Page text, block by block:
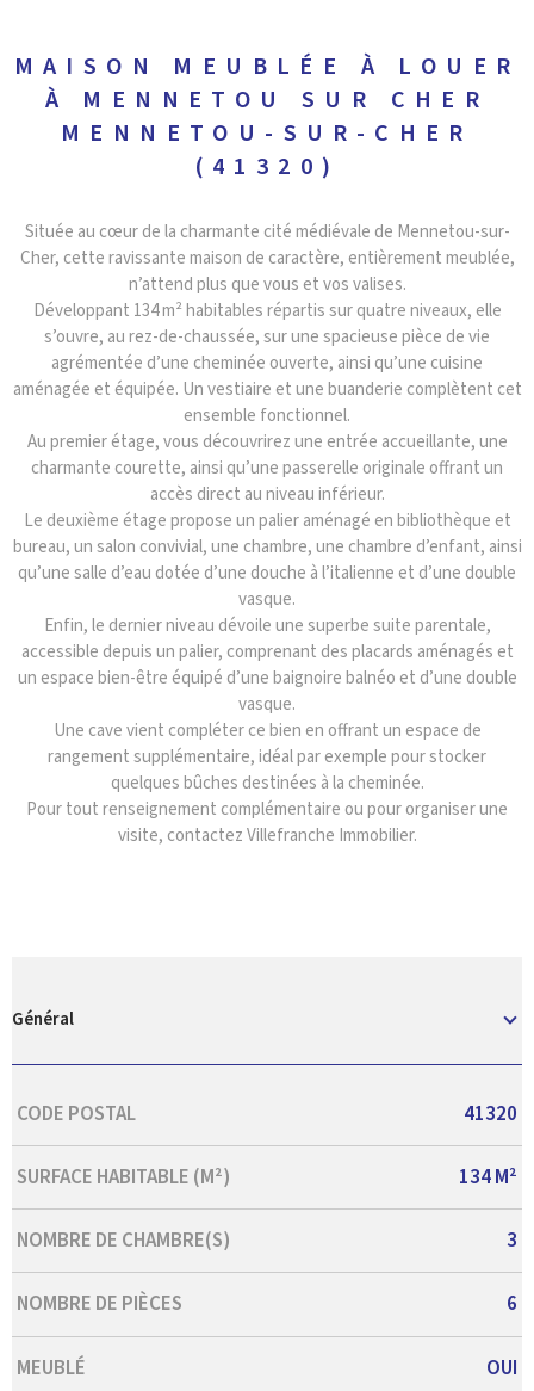
MAISON MEUBLÉE À LOUER
À MENNETOU SUR CHER
MENNETOU-SUR-CHER
(41320)
Située au cœur de la charmante cité médiévale de Mennetou-sur-
Cher, cette ravissante maison de caractère, entièrement meublée,
n’attend plus que vous et vos valises.
Développant 134 m² habitables répartis sur quatre niveaux, elle
s’ouvre, au rez-de-chaussée, sur une spacieuse pièce de vie
agrémentée d’une cheminée ouverte, ainsi qu’une cuisine
aménagée et équipée. Un vestiaire et une buanderie complètent cet
ensemble fonctionnel.
Au premier étage, vous découvrirez une entrée accueillante, une
charmante courette, ainsi qu’une passerelle originale offrant un
accès direct au niveau inférieur.
Le deuxième étage propose un palier aménagé en bibliothèque et
bureau, un salon convivial, une chambre, une chambre d’enfant, ainsi
qu’une salle d’eau dotée d’une douche à l’italienne et d’une double
vasque.
Enfin, le dernier niveau dévoile une superbe suite parentale,
accessible depuis un palier, comprenant des placards aménagés et
un espace bien-être équipé d’une baignoire balnéo et d’une double
vasque.
Une cave vient compléter ce bien en offrant un espace de
rangement supplémentaire, idéal par exemple pour stocker
quelques bûches destinées à la cheminée.
Pour tout renseignement complémentaire ou pour organiser une
visite, contactez Villefranche Immobilier.
Général
Caractérisque Valeurs
CODE POSTAL 41320
SURFACE HABITABLE (M²) 134 M²
NOMBRE DE CHAMBRE(S) 3
NOMBRE DE PIÈCES 6
MEUBLÉ OUI